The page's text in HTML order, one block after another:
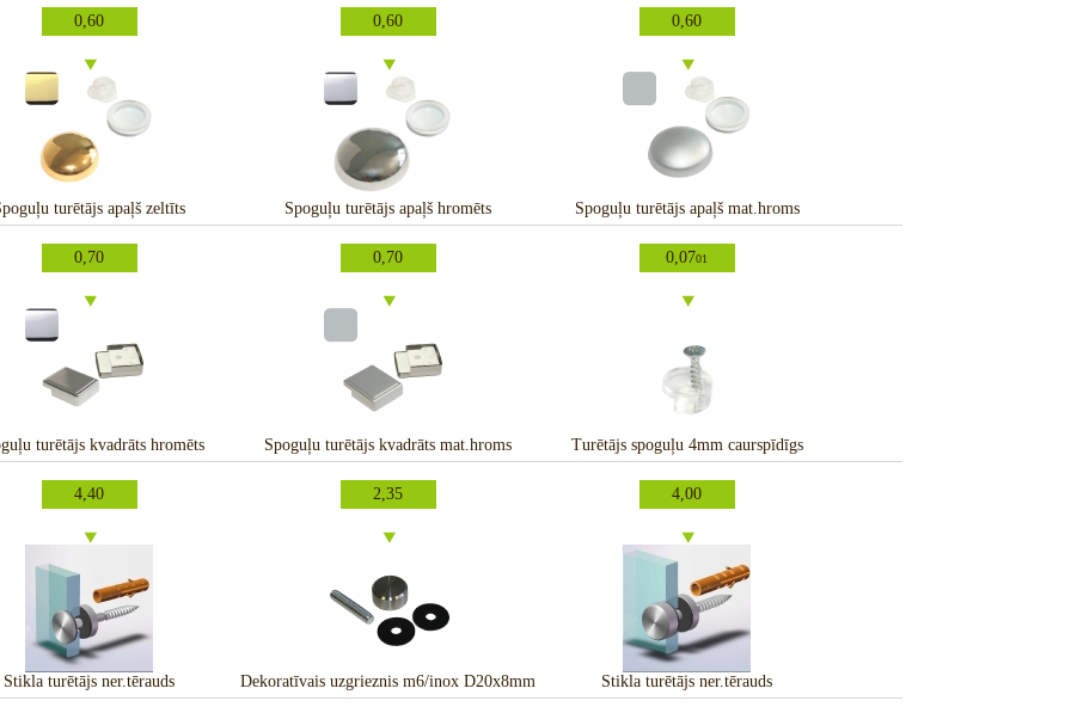
0,60
turētājs apaļš zeltīts
0,60
Spoguļu turētājs apaļš hromēts
0,60
Spoguļu turētājs apaļš mat.hroms
0,70
turētājs kvadrāts hromēts
0,70
Spoguļu turētājs kvadrāts mat.hroms
0,0701
Turētājs spoguļu 4mm caurspīdīgs
4,40
Stikla turētājs ner.tērauds
2,35
Dekoratīvais uzgrieznis m6/inox D20x8mm
4,00
Stikla turētājs ner.tērauds